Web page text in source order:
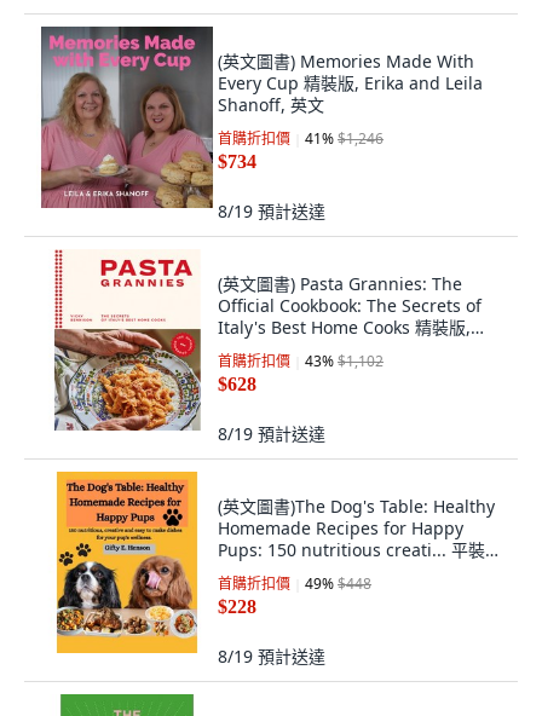
(英文圖書) Memories Made With
Every Cup 精裝版, Erika and Leila
Shanoff, 英文
首購折扣價 41%$1,246
$734
8/19 預計送達
(英文圖書) Pasta Grannies: The
Official Cookbook: The Secrets of
Italy's Best Home Cooks 精裝版,
Hardie Grant Books, 英文
首購折扣價 43%$1,102
$628
8/19 預計送達
(英文圖書)The Dog's Table: Healthy
Homemade Recipes for Happy
Pups: 150 nutritious creati... 平裝
版, Independently Published, 英文
首購折扣價 49%$448
$228
8/19 預計送達